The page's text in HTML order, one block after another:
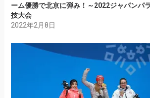
ーム優勝で北京に弾み！～2022ジャパンパ
技大会
2022年2月8日